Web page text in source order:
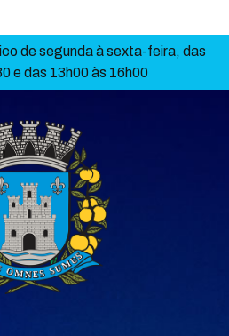
de segunda à sexta-feira, das
e das 13h00 às 16h00